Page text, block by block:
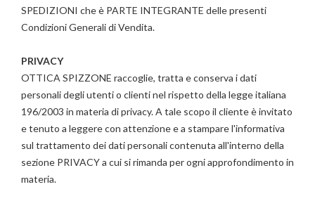
SPEDIZIONI che è PARTE INTEGRANTE delle presenti
Condizioni Generali di Vendita.
PRIVACY
OTTICA SPIZZONE raccoglie, tratta e conserva i dati
personali degli utenti o clienti nel rispetto della legge italiana
196/2003 in materia di privacy. A tale scopo il cliente è invitato
e tenuto a leggere con attenzione e a stampare l'informativa
sul trattamento dei dati personali contenuta all'interno della
sezione PRIVACY a cui si rimanda per ogni approfondimento in
materia.